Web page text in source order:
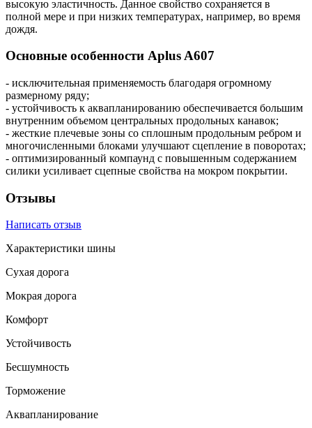
высокую эластичность. Данное свойство сохраняется в
полной мере и при низких температурах, например, во время
дождя.
Основные особенности Aplus A607
- исключительная применяемость благодаря огромному
размерному ряду;
- устойчивость к аквапланированию обеспечивается большим
внутренним объемом центральных продольных канавок;
- жесткие плечевые зоны со сплошным продольным ребром и
многочисленными блоками улучшают сцепление в поворотах;
- оптимизированный компаунд с повышенным содержанием
силики усиливает сцепные свойства на мокром покрытии.
Отзывы
Написать отзыв
Характеристики шины
Сухая дорога
Мокрая дорога
Комфорт
Устойчивость
Бесшумность
Торможение
Аквапланирование